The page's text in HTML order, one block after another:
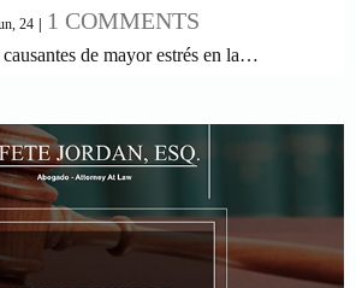
24 | 1 COMMENTS
de mayor estrés en la…